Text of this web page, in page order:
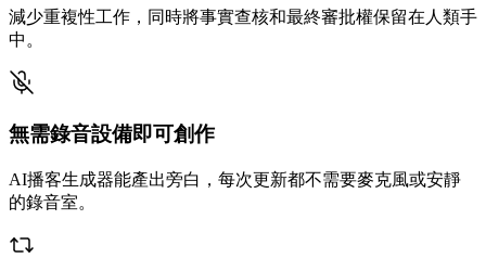
減少重複性工作，同時將事實查核和最終審批權保留在人類手
中。
無需錄音設備即可創作
AI播客生成器能產出旁白，每次更新都不需要麥克風或安靜
的錄音室。